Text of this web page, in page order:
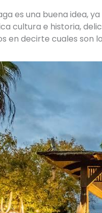
es una buena idea,
cultura e historia,
en decirte cuales son